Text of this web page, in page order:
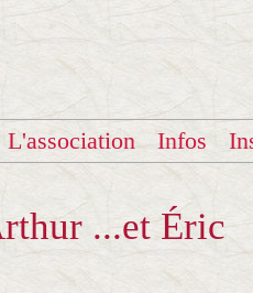
L'association Infos
...et Éric